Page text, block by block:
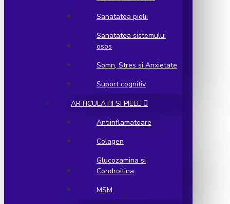
Sanatatea pielii
Sanatatea sistemului
osos
Somn, Stres si Anxietate
Suport cognitiv
ARTICULATII SI PIELE
Antiinflamatoare
Colagen
Glucozamina si
Condroitina
MSM